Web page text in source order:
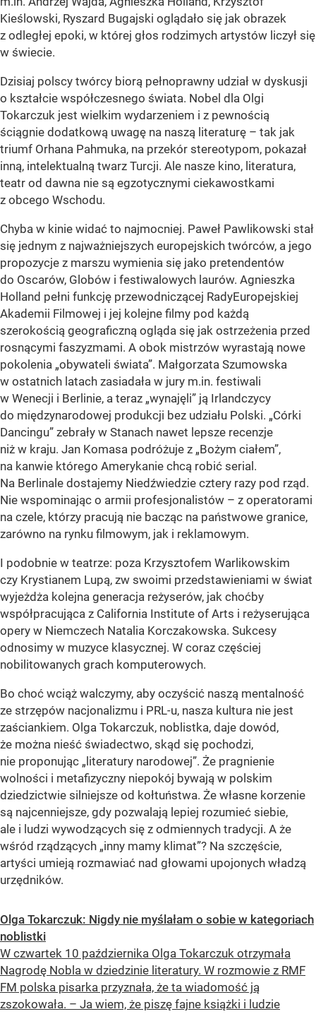
Kieślowski, Ryszard Bugajski oglądało się jak obrazek
z odległej epoki, w której głos rodzimych artystów liczył się
w świecie.
Dzisiaj polscy twórcy biorą pełnoprawny udział w dyskusji
o kształcie współczesnego świata. Nobel dla Olgi
Tokarczuk jest wielkim wydarzeniem i z pewnością
ściągnie dodatkową uwagę na naszą literaturę – tak jak
triumf Orhana Pahmuka, na przekór stereotypom, pokazał
inną, intelektualną twarz Turcji. Ale nasze kino, literatura,
teatr od dawna nie są egzotycznymi ciekawostkami
z obcego Wschodu.
Chyba w kinie widać to najmocniej. Paweł Pawlikowski stał
się jednym z najważniejszych europejskich twórców, a jego
propozycje z marszu wymienia się jako pretendentów
do Oscarów, Globów i festiwalowych laurów. Agnieszka
Holland pełni funkcję przewodniczącej RadyEuropejskiej
Akademii Filmowej i jej kolejne filmy pod każdą
szerokością geograficzną ogląda się jak ostrzeżenia przed
rosnącymi faszyzmami. A obok mistrzów wyrastają nowe
pokolenia „obywateli świata”. Małgorzata Szumowska
w ostatnich latach zasiadała w jury m.in. festiwali
w Wenecji i Berlinie, a teraz „wynajęli” ją Irlandczycy
do międzynarodowej produkcji bez udziału Polski. „Córki
Dancingu” zebrały w Stanach nawet lepsze recenzje
niż w kraju. Jan Komasa podróżuje z „Bożym ciałem”,
na kanwie którego Amerykanie chcą robić serial.
Na Berlinale dostajemy Niedźwiedzie cztery razy pod rząd.
Nie wspominając o armii profesjonalistów – z operatorami
na czele, którzy pracują nie bacząc na państwowe granice,
zarówno na rynku filmowym, jak i reklamowym.
I podobnie w teatrze: poza Krzysztofem Warlikowskim
czy Krystianem Lupą, zw swoimi przedstawieniami w świat
wyjeżdża kolejna generacja reżyserów, jak choćby
współpracująca z California Institute of Arts i reżyserująca
opery w Niemczech Natalia Korczakowska. Sukcesy
odnosimy w muzyce klasycznej. W coraz częściej
nobilitowanych grach komputerowych.
Bo choć wciąż walczymy, aby oczyścić naszą mentalność
ze strzępów nacjonalizmu i PRL-u, nasza kultura nie jest
zaściankiem. Olga Tokarczuk, noblistka, daje dowód,
że można nieść świadectwo, skąd się pochodzi,
nie proponując „literatury narodowej”. Że pragnienie
wolności i metafizyczny niepokój bywają w polskim
dziedzictwie silniejsze od kołtuństwa. Że własne korzenie
są najcenniejsze, gdy pozwalają lepiej rozumieć siebie,
ale i ludzi wywodzących się z odmiennych tradycji. A że
wśród rządzących „inny mamy klimat”? Na szczęście,
artyści umieją rozmawiać nad głowami upojonych władzą
urzędników.
Olga Tokarczuk: Nigdy nie myślałam o sobie w kategoriach
noblistki
W czwartek 10 października Olga Tokarczuk otrzymała
Nagrodę Nobla w dziedzinie literatury. W rozmowie z RMF
FM polska pisarka przyznała, że ta wiadomość ją
zszokowała. – Ja wiem, że piszę fajne książki i ludzie